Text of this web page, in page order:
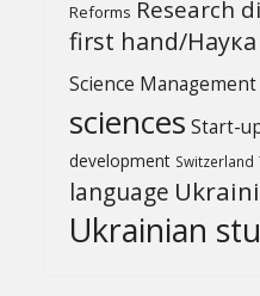
Reforms Research
first hand/
Science Management
sciences Start-
development Switzerland
language
Ukrainian